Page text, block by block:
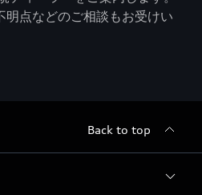
明点などのご相談もお受けい
Back to top